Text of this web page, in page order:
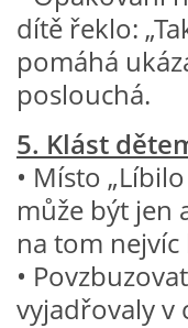
PÍSNĚ K TÉMATU LÉTO
BÁSNĚ K TÉMATU LÉTO
POHYBOVÉ AKTIVITY
PÍSNĚ K TÉMATU
BÁSNĚ K TÉMATU
dítě řeklo:
pomáhá
poslouchá.
5. Klást
• Místo
může být jen
na tom nejvíc
•
vyjadřovaly v